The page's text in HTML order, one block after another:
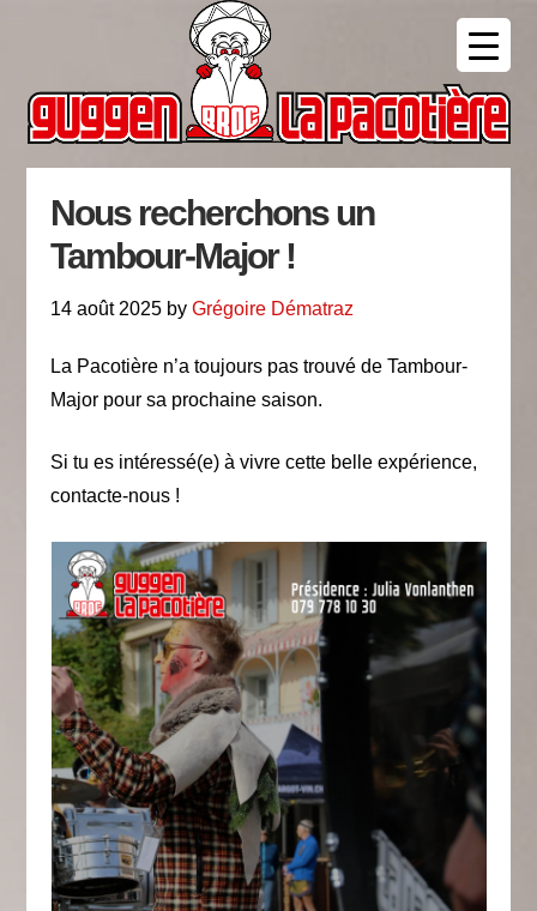
navigation
sidebar
Nous recherchons un
Tambour-Major !
14 août 2025 byGrégoire Dématraz
La Pacotière n’a toujours pas trouvé de Tambour-
Major pour sa prochaine saison.
Si tu es intéressé(e) à vivre cette belle expérience,
contacte-nous !